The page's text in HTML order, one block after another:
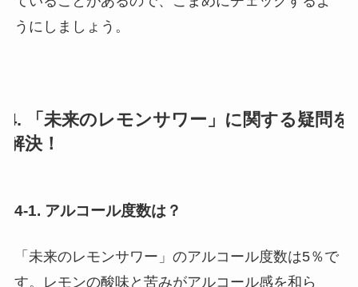
うにしましょう。
4. 「未来のレモンサワー」に関する疑問を
解決！
4-1. アルコール度数は？
「未来のレモンサワー」のアルコール度数は5％で
す。レモンの酸味と苦みがアルコール感を和ら